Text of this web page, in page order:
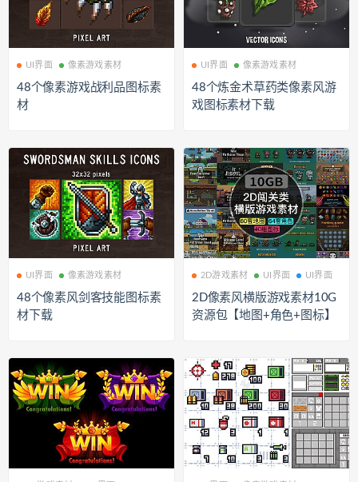
UI界面 像素游戏素材
48个像素游戏战利品图标素
材
UI界面 像素游戏素材
48个炼金术草药类像素风游
戏图标素材下载
UI界面 像素游戏素材
48个像素风剑客技能图标素
材下载
2D游戏素材 UI界面 UI界面
2D像素风横版游戏素材10G
资源包【地图+角色+图标】